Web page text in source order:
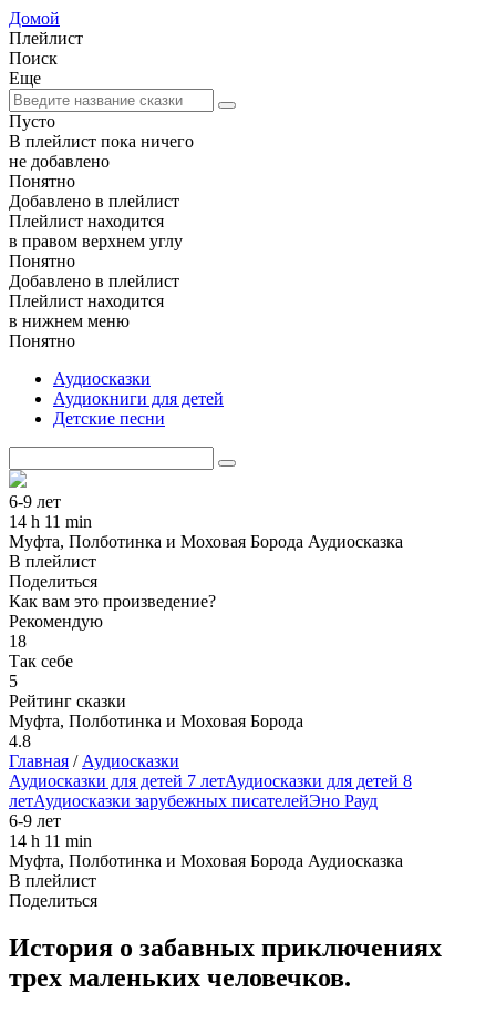
Домой
Плейлист
Поиск
Еще
Пусто
В плейлист пока ничего
не добавлено
Понятно
Добавлено в плейлист
Плейлист находится
в правом верхнем углу
Понятно
Добавлено в плейлист
Плейлист находится
в нижнем меню
Понятно
Аудиосказки
Аудиокниги для детей
Детские песни
6-9 лет
14 h 11 min
Муфта, Полботинка и Моховая Борода Аудиосказка
В плейлист
Поделиться
Как вам это произведение?
Рекомендую
18
Так себе
5
Рейтинг сказки
Муфта, Полботинка и Моховая Борода
4.8
Главная / Аудиосказки
Аудиосказки для детей 7 летАудиосказки для детей 8
летАудиосказки зарубежных писателейЭно Рауд
6-9 лет
14 h 11 min
Муфта, Полботинка и Моховая Борода Аудиосказка
В плейлист
Поделиться
История о забавных приключениях
трех маленьких человечков.